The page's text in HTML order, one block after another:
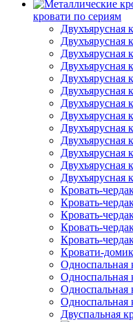
кровати по сериям
Двухъярусная
Двухъярусная
Двухъярусная
Двухъярусная
Двухъярусная
Двухъярусная
Двухъярусная
Двухъярусная
Двухъярусная
Двухъярусная
Двухъярусная
Двухъярусная
Двухъярусная
Кровать-
Кровать-
Кровать-
Кровать-
Кровать-
Кровати-
Односпальная
Односпальная
Односпальная
Односпальная
Двуспальная